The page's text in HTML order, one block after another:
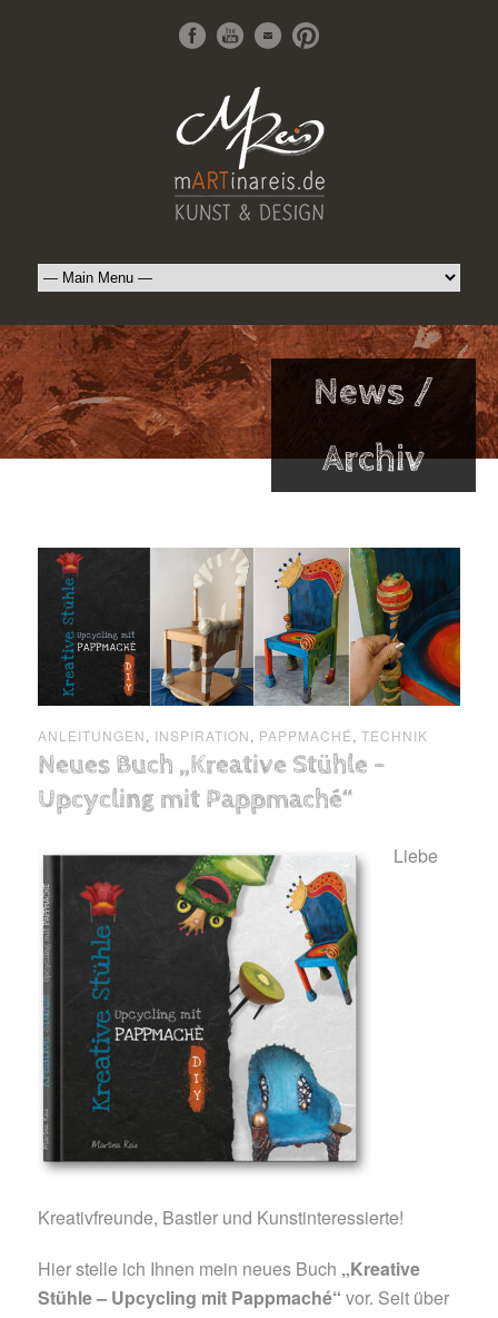
News /
Archiv
ANLEITUNGEN, INSPIRATION, PAPPMACHÉ, TECHNIK
Neues Buch „Kreative Stühle –
Upcycling mit Pappmaché“
Liebe
Kreativfreunde, Bastler und Kunstinteressierte!
Hier stelle ich Ihnen mein neues Buch „Kreative
Stühle – Upcycling mit Pappmaché“ vor. Seit über